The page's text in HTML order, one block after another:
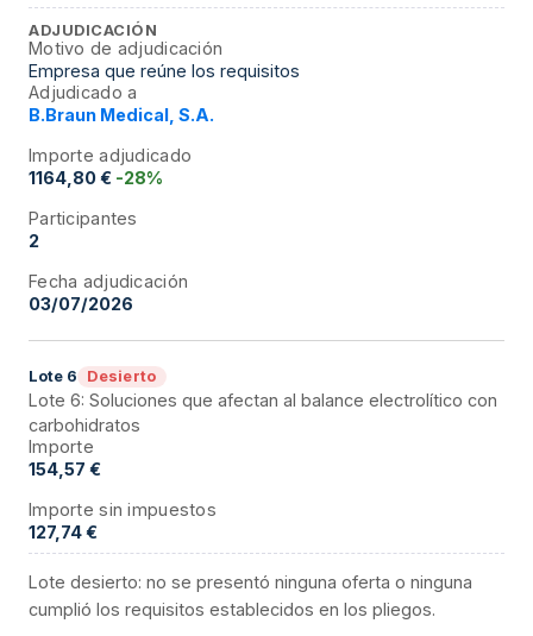
ADJUDICACIÓN
Motivo de adjudicación
Empresa que reúne los requisitos
Adjudicado a
B.Braun Medical, S.A.
Importe adjudicado
1164,80 € -28%
Participantes
2
Fecha adjudicación
03/07/2026
Lote 6 Desierto
Lote 6: Soluciones que afectan al balance electrolítico con
carbohidratos
Importe
154,57 €
Importe sin impuestos
127,74 €
Lote desierto: no se presentó ninguna oferta o ninguna
cumplió los requisitos establecidos en los pliegos.